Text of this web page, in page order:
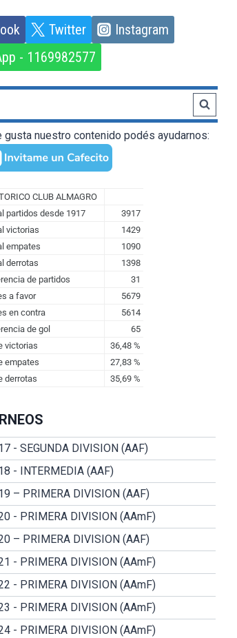
Twitter
Instagram
- 1169982577
gusta nuestro contenido podés ayudarnos:
- SEGUNDA DIVISION (AAF)
- INTERMEDIA (AAF)
– PRIMERA DIVISION (AAF)
- PRIMERA DIVISION (AAmF)
– PRIMERA DIVISION (AAF)
- PRIMERA DIVISION (AAmF)
- PRIMERA DIVISION (AAmF)
- PRIMERA DIVISION (AAmF)
- PRIMERA DIVISION (AAmF)